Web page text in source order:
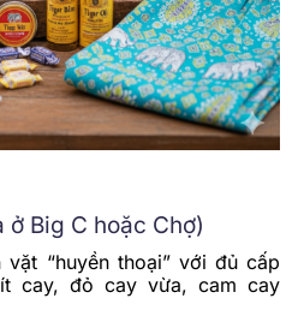
Big C hoặc Chợ)
vặt “huyền thoại” với đủ cấp
cay, đỏ cay vừa, cam cay